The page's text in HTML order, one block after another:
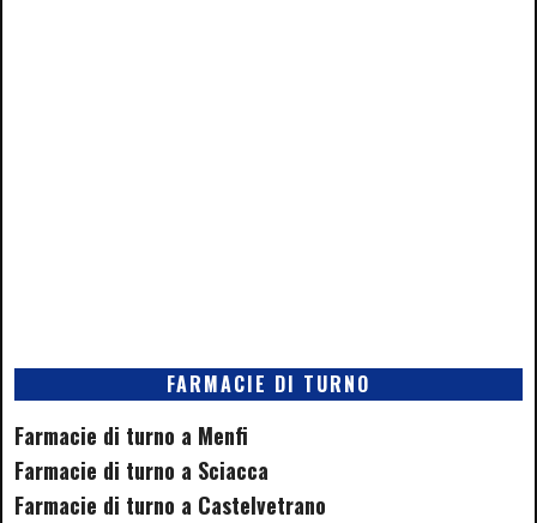
FARMACIE DI TURNO
Farmacie di turno a Menfi
Farmacie di turno a Sciacca
Farmacie di turno a Castelvetrano